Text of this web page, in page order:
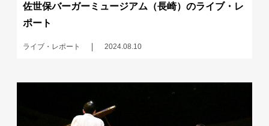
佐世保バーガーミュージアム（長崎）のライブ・レ
ポート
ライブ・レポート 2024.08.10